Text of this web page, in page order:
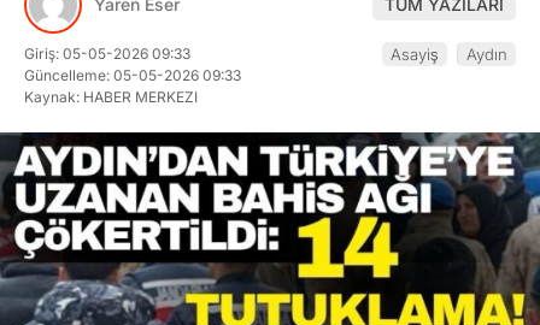
Yaren Eser TÜM YAZILARI
Giriş: 05-05-2026 09:33
Güncelleme: 05-05-2026 09:33
Kaynak: HABER MERKEZI
Asayiş Aydın